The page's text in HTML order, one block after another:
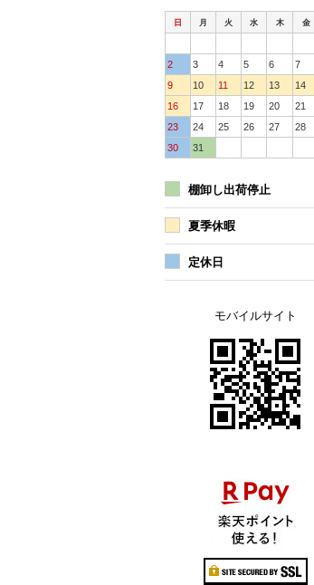
日 月 火 水 木 金
2
3 4 5 6 7
9
10 11 12 13 14
16
17 18 19 20 21
23
24 25 26 27 28
30
31
棚卸し出荷停止
夏季休暇
定休日
モバイルサイト